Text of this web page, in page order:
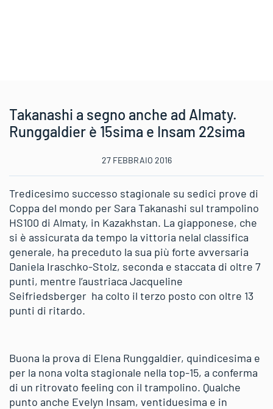
Takanashi a segno anche ad Almaty.
Runggaldier è 15sima e Insam 22sima
27 FEBBRAIO 2016
Tredicesimo successo stagionale su sedici prove di
Coppa del mondo per Sara Takanashi sul trampolino
HS100 di Almaty, in Kazakhstan. La giapponese, che
si è assicurata da tempo la vittoria nelal classifica
generale, ha preceduto la sua più forte avversaria
Daniela Iraschko-Stolz, seconda e staccata di oltre 7
punti, mentre l’austriaca Jacqueline
Seifriedsberger ha colto il terzo posto con oltre 13
punti di ritardo.
Buona la prova di Elena Runggaldier, quindicesima e
per la nona volta stagionale nella top-15, a conferma
di un ritrovato feeling con il trampolino. Qualche
punto anche Evelyn Insam, ventiduesima e in